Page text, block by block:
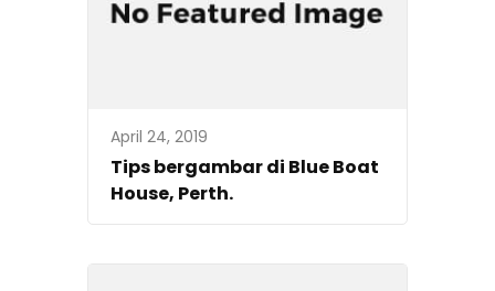
April 24, 2019
Tips bergambar di Blue Boat
House, Perth.